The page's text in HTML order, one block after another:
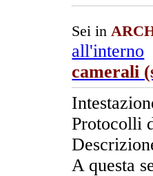
Sei in
all'interno
camerali
Protocolli
A questa